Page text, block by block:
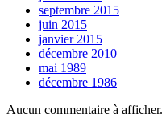
septembre 2015
juin 2015
janvier 2015
décembre 2010
mai 1989
décembre 1986
Aucun commentaire à afficher.